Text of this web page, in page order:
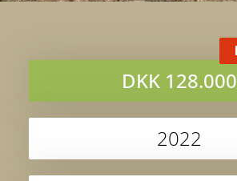
DKK 128.000
2022